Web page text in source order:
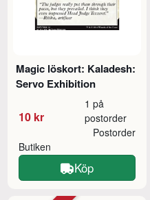
Magic löskort: Kaladesh:
Servo Exhibition
10 kr
1 på
postorder
Butiken
Postorder
Köp